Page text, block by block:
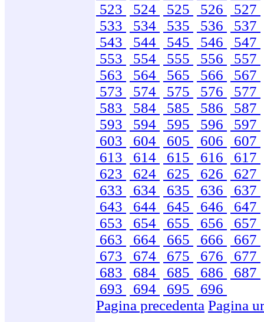
523
524 525 526
527
533
534 535 536
537
543
544 545 546
547
553
554 555 556
557
563
564 565 566
567
573
574 575 576
577
583
584 585 586
587
593
594 595 596
597
603
604 605 606
607
613
614 615 616
617
623
624 625 626
627
633
634 635 636
637
643
644 645 646
647
653
654 655 656
657
663
664 665 666
667
673
674 675 676
677
683
684 685 686
687
693
694 695
696
Pagina precedenta Pagina